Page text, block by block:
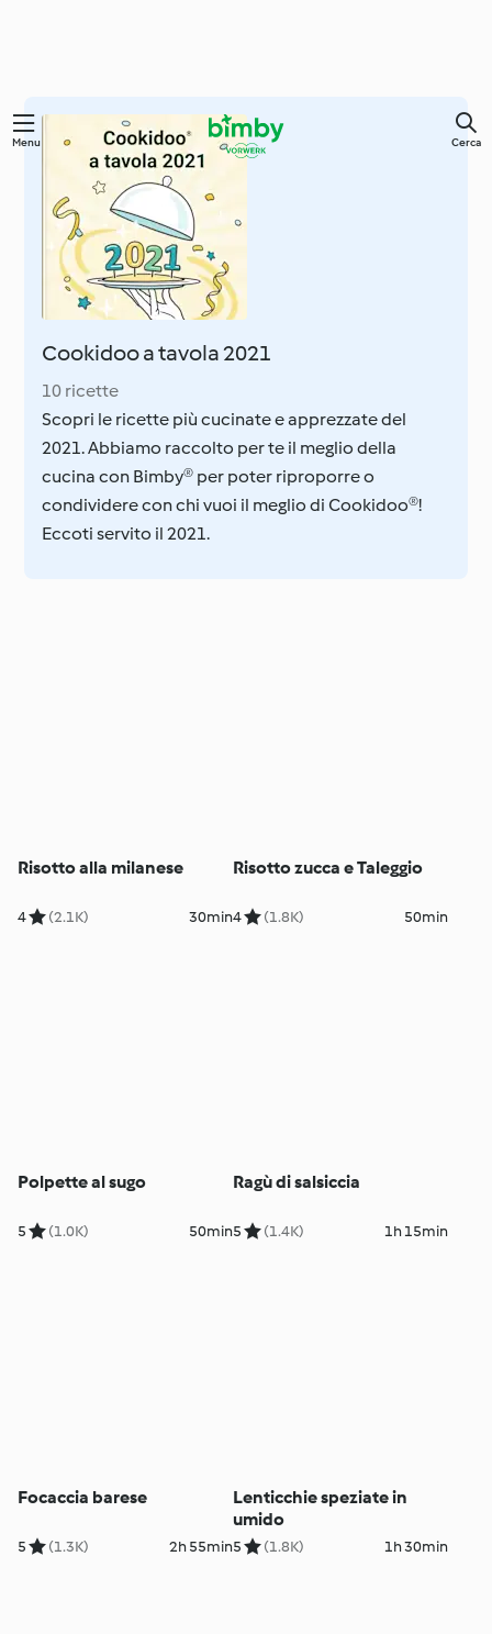
Vai
principale
Menu Cerca
Cookidoo a tavola 2021
10 ricette
Scopri le ricette più cucinate e apprezzate del
2021. Abbiamo raccolto per te il meglio della
cucina con Bimby® per poter riproporre o
condividere con chi vuoi il meglio di Cookidoo®!
Eccoti servito il 2021.
Risotto alla milanese
4 (2.1K) 30min
Risotto zucca e Taleggio
4 (1.8K) 50min
Polpette al sugo
5 (1.0K) 50min
Ragù di salsiccia
5 (1.4K) 1h 15min
Focaccia barese
5 (1.3K) 2h 55min
Lenticchie speziate in
umido
5 (1.8K) 1h 30min